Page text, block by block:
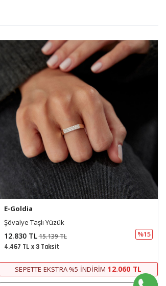
E-Goldia
Şövalye Taşlı Yüzük
12.830 TL15.139 TL %15
4.467 TL x 3 Taksit
SEPETTE EKSTRA %5 İNDIRIM 12.060 TL